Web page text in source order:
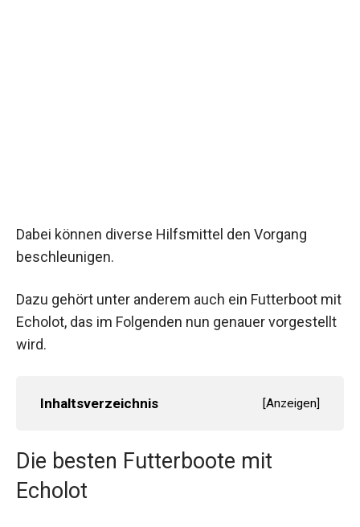
Dabei können diverse Hilfsmittel den Vorgang
beschleunigen.
Dazu gehört unter anderem auch ein Futterboot mit
Echolot, das im Folgenden nun genauer vorgestellt
wird.
Inhaltsverzeichnis [Anzeigen]
Die besten Futterboote mit
Echolot